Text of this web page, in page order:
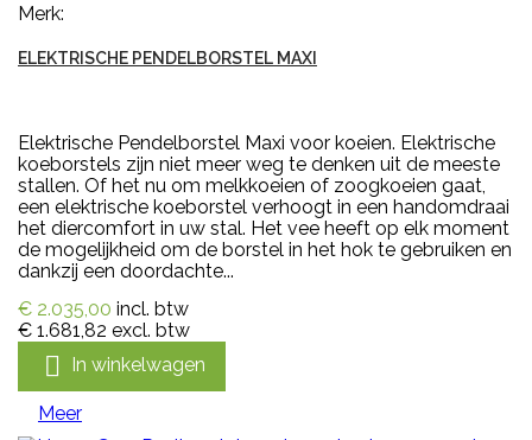
Merk:
ELEKTRISCHE PENDELBORSTEL MAXI
Elektrische Pendelborstel Maxi voor koeien. Elektrische
koeborstels zijn niet meer weg te denken uit de meeste
stallen. Of het nu om melkkoeien of zoogkoeien gaat,
een elektrische koeborstel verhoogt in een handomdraai
het diercomfort in uw stal. Het vee heeft op elk moment
de mogelijkheid om de borstel in het hok te gebruiken en
dankzij een doordachte...
€ 2.035,00 incl. btw
€ 1.681,82 excl. btw
 In winkelwagen
Meer